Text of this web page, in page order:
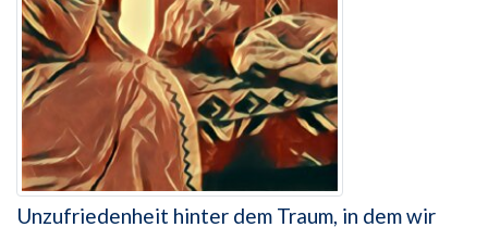
Unzufriedenheit hinter dem Traum, in dem wir